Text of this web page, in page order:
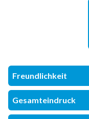
Freundlichkeit
Gesamteindruck